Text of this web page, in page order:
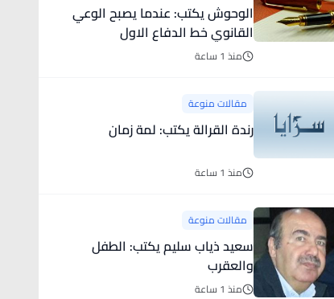
الوحوش يكتب: عندما يصبح الوعي
القانوي خط الدفاع الاول
منذ 1 ساعة
مقالات منوعة
رندة القرالة يكتب: لمة زمان
منذ 1 ساعة
مقالات منوعة
سعيد ذياب سليم يكتب: الطفل
والعقرب
منذ 1 ساعة